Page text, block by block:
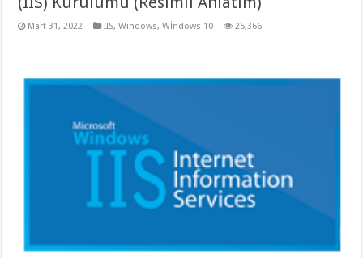
Mart 31, 2022 IIS,Windows,Wİndows 10 25,366